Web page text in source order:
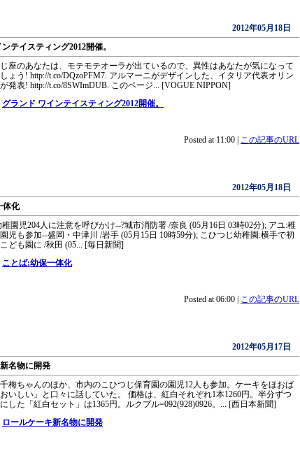
2012年05月18日
テイスティング2012開催。
座のあなたは、モテモテオーラが出ているので、異性はあなたが気になって
ょう! http://t.co/DQzoPFM7. アルマーニがデザインした、イタリア代表オリン
発表! http://t.co/8SWImDUB. このページ... [VOGUE NIPPON]
グランド ワインテイスティング2012開催。
Posted at 11:00 | この記事のURL
2012年05月18日
体化
園児204人に注意を呼びかけ--?城市消防署 /奈良 (05月16日 03時02分); アユ:稚
児も参加--盛岡・中津川 /岩手 (05月15日 10時59分); こひつじ幼稚園:横手で初
ども園に /秋田 (05... [毎日新聞]
ことば:幼保一体化
Posted at 06:00 | この記事のURL
2012年05月17日
名物に開発
梅ちゃんのほか、市内のこひつじ保育園の園児12人も参加。ケーキをほおば
いしい」と口々に話していた。 価格は、紅白それぞれ1本1260円。半分ずつ
した「紅白セット」は1365円。ルクプル=092(928)0926。... [西日本新聞]
ロールケーキ新名物に開発